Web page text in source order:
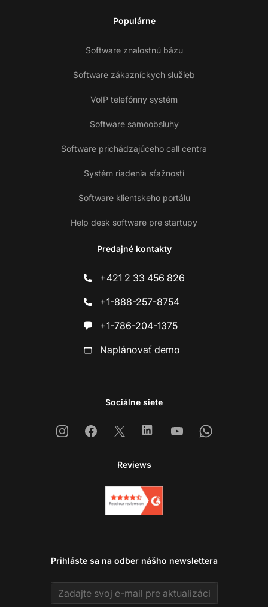
Populárne
Software znalostnú bázu
Software zákazníckych služieb
VoIP telefónny systém
Software samoobsluhy
Software prichádzajúceho call centra
Systém riadenia sťažností
Software klientskeho portálu
Help desk software pre startupy
Predajné kontakty
+421 2 33 456 826
+1-888-257-8754
+1-786-204-1375
Naplánovať demo
Sociálne siete
InstagramFacebook
X LinkedinYoutubeWhatsapp
Reviews
Prihláste sa na odber nášho newslettera
Email address